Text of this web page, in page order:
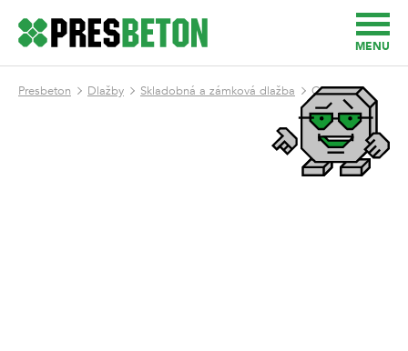
MENU
Presbeton Dlažby Skladobná a zámková dlažba Calipso